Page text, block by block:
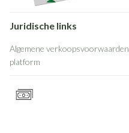
Juridische links
Algemene verkoopsvoorwaarden
platform